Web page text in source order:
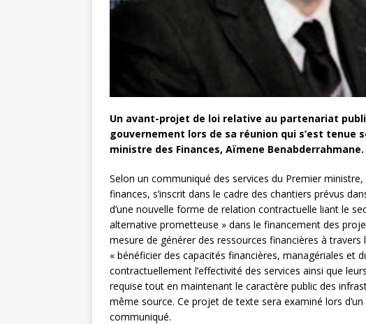
Un avant-projet de loi relative au partenariat
gouvernement lors de sa réunion qui s’est tenue
ministre des Finances, Aïmene Benabderrahmane.
Selon un communiqué des services du Premier
finances, s’inscrit dans le cadre des chantiers prévus
d’une nouvelle forme de relation contractuelle liant le
alternative prometteuse » dans le financement des
mesure de générer des ressources financières à
« bénéficier des capacités financières, managériales et
contractuellement l’effectivité des services ainsi que
requise tout en maintenant le caractère public des
même source. Ce projet de texte sera examiné lors
communiqué.